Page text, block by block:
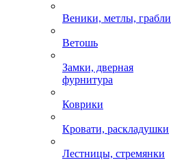
Веники, метлы, грабли
Ветошь
Замки, дверная
фурнитура
Коврики
Кровати, раскладушки
Лестницы, стремянки